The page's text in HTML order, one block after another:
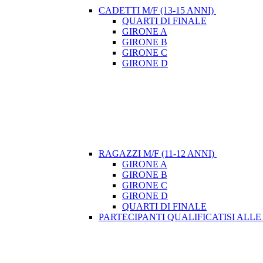
CADETTI M/F (13-15 ANNI)
QUARTI DI FINALE
GIRONE A
GIRONE B
GIRONE C
GIRONE D
RAGAZZI M/F (11-12 ANNI)
GIRONE A
GIRONE B
GIRONE C
GIRONE D
QUARTI DI FINALE
PARTECIPANTI QUALIFICATISI